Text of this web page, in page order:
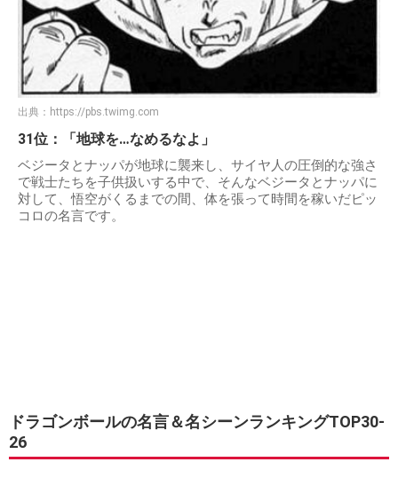
出典： https://pbs.twimg.com
31位：「地球を…なめるなよ」
ベジータとナッパが地球に襲来し、サイヤ人の圧倒的な強さ
で戦士たちを子供扱いする中で、そんなベジータとナッパに
対して、悟空がくるまでの間、体を張って時間を稼いだピッ
コロの名言です。
ドラゴンボールの名言＆名シーンランキングTOP30-
26